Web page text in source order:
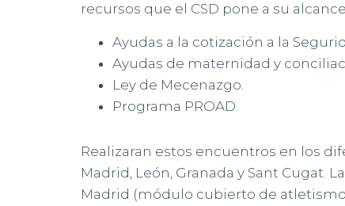
recursos que el CSD pone a su
Ayudas a la cotización a la
Ayudas de maternidad y
Ley de Mecenazgo.
Programa PROAD.
Realizaran estos encuentros en los
Madrid, León, Granada y Sant Cugat.
Madrid (módulo cubierto de